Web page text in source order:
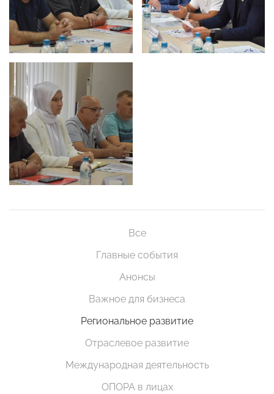
Все
Главные события
Анонсы
Важное для бизнеса
Региональное развитие
Отраслевое развитие
Международная деятельность
ОПОРА в лицах